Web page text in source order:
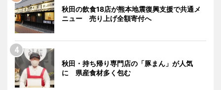
秋田の飲食18店が熊本地震復興支援で共通メ
ニュー 売り上げ全額寄付へ
秋田・持ち帰り専門店の「豚まん」が人気
に 県産食材多く包む